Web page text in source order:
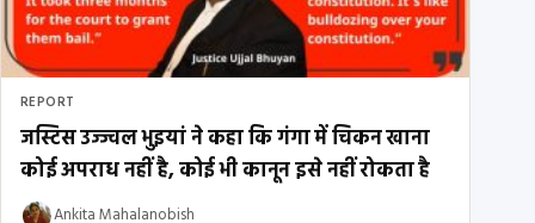
REPORT
जस्टिस उज्ज्वल भुइयां ने कहा कि गंगा में चिकन खाना
कोई अपराध नहीं है, कोई भी कानून इसे नहीं रोकता है
Ankita Mahalanobish